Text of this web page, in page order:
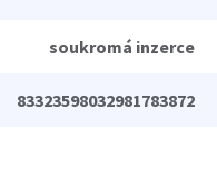
soukromá inzerce
83323598032981783872